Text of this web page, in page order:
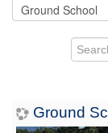
Search
Ground